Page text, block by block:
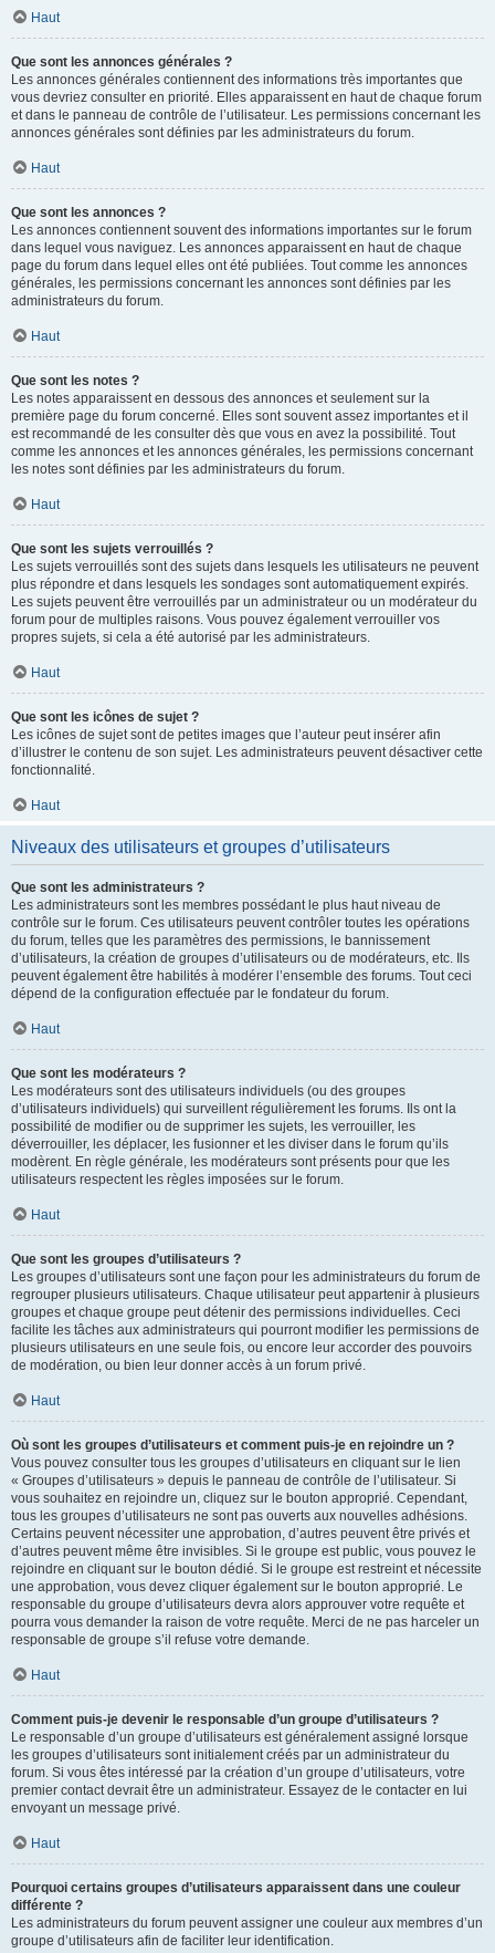
Haut
Que sont les annonces générales ?
Les annonces générales contiennent des informations très importantes que
vous devriez consulter en priorité. Elles apparaissent en haut de chaque forum
et dans le panneau de contrôle de l’utilisateur. Les permissions concernant les
annonces générales sont définies par les administrateurs du forum.
Haut
Que sont les annonces ?
Les annonces contiennent souvent des informations importantes sur le forum
dans lequel vous naviguez. Les annonces apparaissent en haut de chaque
page du forum dans lequel elles ont été publiées. Tout comme les annonces
générales, les permissions concernant les annonces sont définies par les
administrateurs du forum.
Haut
Que sont les notes ?
Les notes apparaissent en dessous des annonces et seulement sur la
première page du forum concerné. Elles sont souvent assez importantes et il
est recommandé de les consulter dès que vous en avez la possibilité. Tout
comme les annonces et les annonces générales, les permissions concernant
les notes sont définies par les administrateurs du forum.
Haut
Que sont les sujets verrouillés ?
Les sujets verrouillés sont des sujets dans lesquels les utilisateurs ne peuvent
plus répondre et dans lesquels les sondages sont automatiquement expirés.
Les sujets peuvent être verrouillés par un administrateur ou un modérateur du
forum pour de multiples raisons. Vous pouvez également verrouiller vos
propres sujets, si cela a été autorisé par les administrateurs.
Haut
Que sont les icônes de sujet ?
Les icônes de sujet sont de petites images que l’auteur peut insérer afin
d’illustrer le contenu de son sujet. Les administrateurs peuvent désactiver cette
fonctionnalité.
Haut
Niveaux des utilisateurs et groupes d’utilisateurs
Que sont les administrateurs ?
Les administrateurs sont les membres possédant le plus haut niveau de
contrôle sur le forum. Ces utilisateurs peuvent contrôler toutes les opérations
du forum, telles que les paramètres des permissions, le bannissement
d’utilisateurs, la création de groupes d’utilisateurs ou de modérateurs, etc. Ils
peuvent également être habilités à modérer l’ensemble des forums. Tout ceci
dépend de la configuration effectuée par le fondateur du forum.
Haut
Que sont les modérateurs ?
Les modérateurs sont des utilisateurs individuels (ou des groupes
d’utilisateurs individuels) qui surveillent régulièrement les forums. Ils ont la
possibilité de modifier ou de supprimer les sujets, les verrouiller, les
déverrouiller, les déplacer, les fusionner et les diviser dans le forum qu’ils
modèrent. En règle générale, les modérateurs sont présents pour que les
utilisateurs respectent les règles imposées sur le forum.
Haut
Que sont les groupes d’utilisateurs ?
Les groupes d’utilisateurs sont une façon pour les administrateurs du forum de
regrouper plusieurs utilisateurs. Chaque utilisateur peut appartenir à plusieurs
groupes et chaque groupe peut détenir des permissions individuelles. Ceci
facilite les tâches aux administrateurs qui pourront modifier les permissions de
plusieurs utilisateurs en une seule fois, ou encore leur accorder des pouvoirs
de modération, ou bien leur donner accès à un forum privé.
Haut
Où sont les groupes d’utilisateurs et comment puis-je en rejoindre un ?
Vous pouvez consulter tous les groupes d’utilisateurs en cliquant sur le lien
« Groupes d’utilisateurs » depuis le panneau de contrôle de l’utilisateur. Si
vous souhaitez en rejoindre un, cliquez sur le bouton approprié. Cependant,
tous les groupes d’utilisateurs ne sont pas ouverts aux nouvelles adhésions.
Certains peuvent nécessiter une approbation, d’autres peuvent être privés et
d’autres peuvent même être invisibles. Si le groupe est public, vous pouvez le
rejoindre en cliquant sur le bouton dédié. Si le groupe est restreint et nécessite
une approbation, vous devez cliquer également sur le bouton approprié. Le
responsable du groupe d’utilisateurs devra alors approuver votre requête et
pourra vous demander la raison de votre requête. Merci de ne pas harceler un
responsable de groupe s’il refuse votre demande.
Haut
Comment puis-je devenir le responsable d’un groupe d’utilisateurs ?
Le responsable d’un groupe d’utilisateurs est généralement assigné lorsque
les groupes d’utilisateurs sont initialement créés par un administrateur du
forum. Si vous êtes intéressé par la création d’un groupe d’utilisateurs, votre
premier contact devrait être un administrateur. Essayez de le contacter en lui
envoyant un message privé.
Haut
Pourquoi certains groupes d’utilisateurs apparaissent dans une couleur
différente ?
Les administrateurs du forum peuvent assigner une couleur aux membres d’un
groupe d’utilisateurs afin de faciliter leur identification.